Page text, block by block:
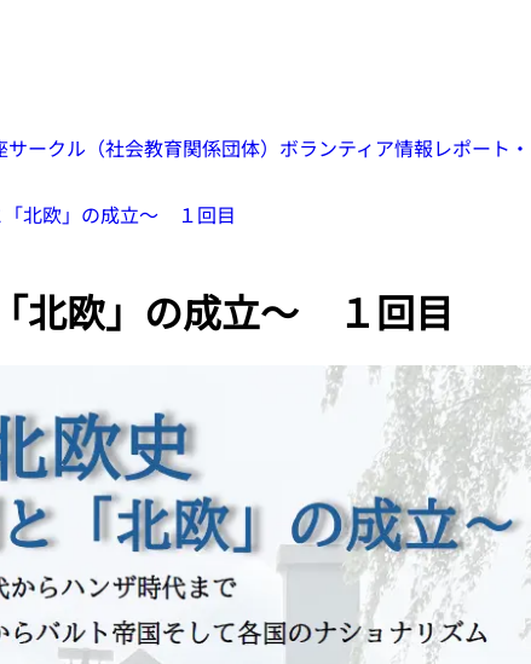
サークル（社会教育関係団体） ボランティア情報レポート
北欧」の成立～ １回目
北欧」の成立～ １回目